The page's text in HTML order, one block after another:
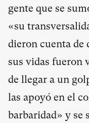
gente que se
«su
dieron cuenta de
sus vidas fueron
de llegar a un
las apoyó en el
barbaridad» y se